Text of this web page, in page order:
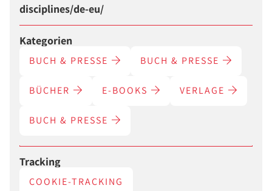
disciplines/de-eu/
Kategorien
BUCH & PRESSE BUCH & PRESSE
BÜCHER E-BOOKS VERLAGE
BUCH & PRESSE
Tracking
COOKIE-TRACKING